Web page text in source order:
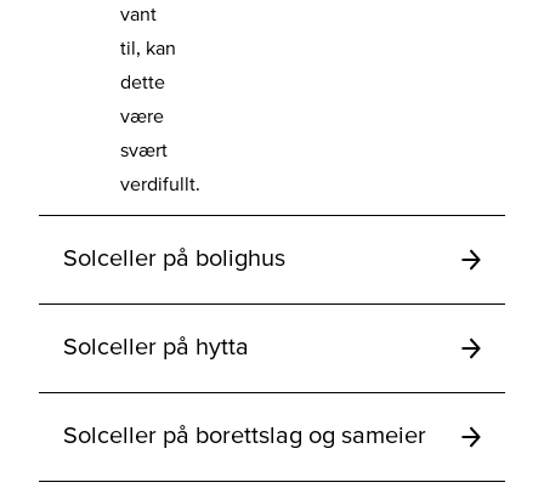
vant
til, kan
dette
være
svært
verdifullt.
Solceller på bolighus
Solceller på hytta
Solceller på borettslag og sameier